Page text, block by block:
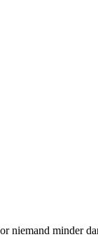
niemand minder